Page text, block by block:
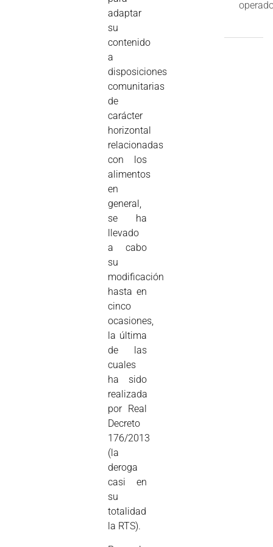
adaptar
su
contenido
a
disposiciones
comunitarias
de
carácter
horizontal
relacionadas
con los
alimentos
en
general,
se ha
llevado
a cabo
su
modificación
hasta en
cinco
ocasiones,
la última
de las
cuales
ha sido
realizada
por Real
Decreto
176/2013
(la
deroga
casi en
su
totalidad
la RTS).